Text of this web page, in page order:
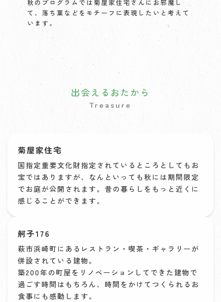
秋のプログラムでは菊屋家住宅さんにお邪魔し
て、落ち葉などをモチーフに表現したいと考えて
います。
出会えるおたから
Treasure
菊屋家住宅
国指定重要文化財指定されているところとしてもお
宝ではありますが、なんといっても秋には期間限定
でお庭が公開されます。昔の暮らしをもっと近くに
感じることができます。
舸子176
萩市浜崎町にあるレストラン・喫茶・ギャラリーが
併設されている建物。
築200年の町屋をリノベーションしてできた建物で
過ごす時間はもちろん、時間をかけてつくられるお
食事にも感動します。